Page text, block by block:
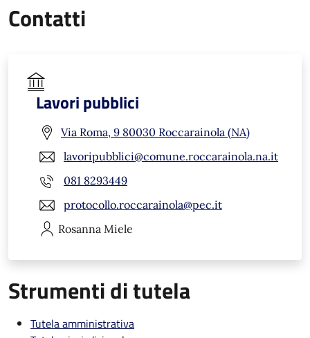
Contatti
Lavori pubblici
Via Roma, 9 80030 Roccarainola (NA)
lavoripubblici@comune.roccarainola.na.it
081 8293449
protocollo.roccarainola@pec.it
Rosanna Miele
Strumenti di tutela
Tutela amministrativa